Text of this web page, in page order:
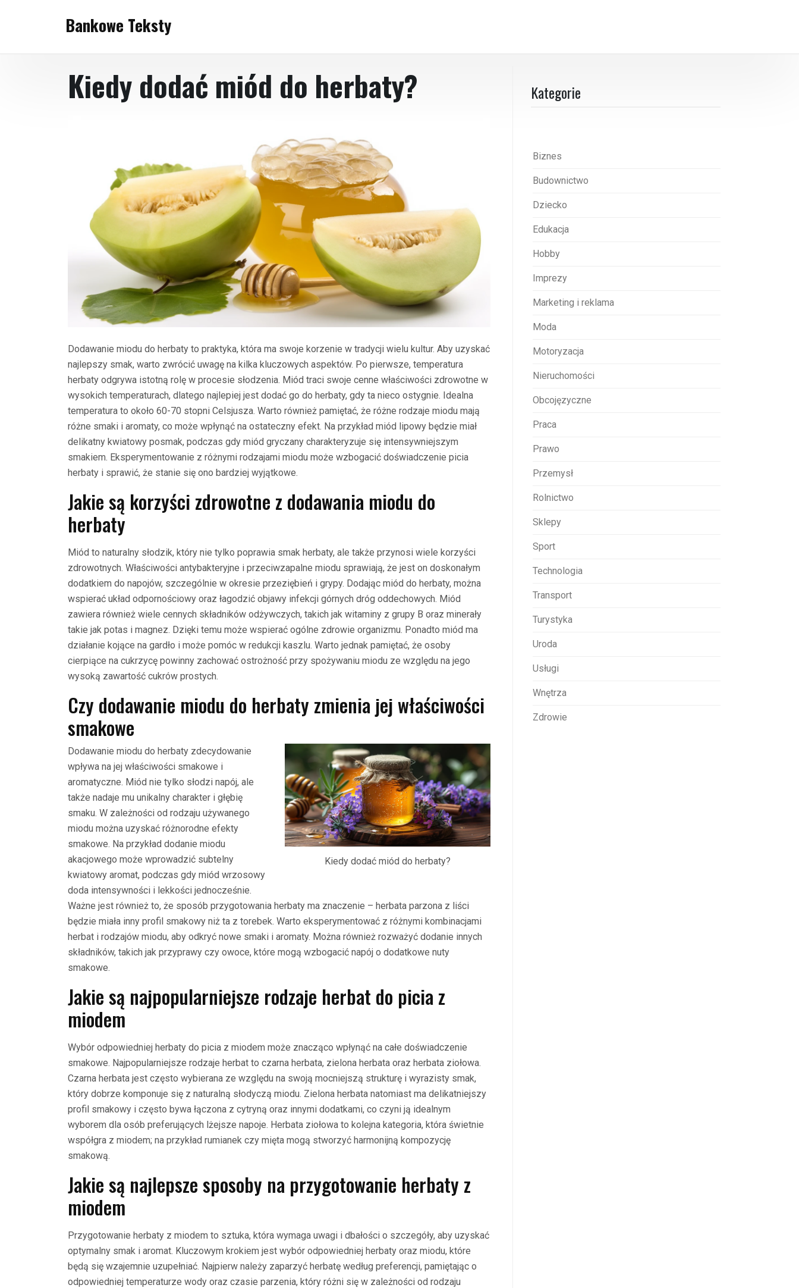
Bankowe Teksty
Kiedy dodać miód do herbaty?
Dodawanie miodu do herbaty to praktyka, która ma swoje korzenie w tradycji wielu kultur. Aby uzyskać
najlepszy smak, warto zwrócić uwagę na kilka kluczowych aspektów. Po pierwsze, temperatura
herbaty odgrywa istotną rolę w procesie słodzenia. Miód traci swoje cenne właściwości zdrowotne w
wysokich temperaturach, dlatego najlepiej jest dodać go do herbaty, gdy ta nieco ostygnie. Idealna
temperatura to około 60-70 stopni Celsjusza. Warto również pamiętać, że różne rodzaje miodu mają
różne smaki i aromaty, co może wpłynąć na ostateczny efekt. Na przykład miód lipowy będzie miał
delikatny kwiatowy posmak, podczas gdy miód gryczany charakteryzuje się intensywniejszym
smakiem. Eksperymentowanie z różnymi rodzajami miodu może wzbogacić doświadczenie picia
herbaty i sprawić, że stanie się ono bardziej wyjątkowe.
Jakie są korzyści zdrowotne z dodawania miodu do
herbaty
Miód to naturalny słodzik, który nie tylko poprawia smak herbaty, ale także przynosi wiele korzyści
zdrowotnych. Właściwości antybakteryjne i przeciwzapalne miodu sprawiają, że jest on doskonałym
dodatkiem do napojów, szczególnie w okresie przeziębień i grypy. Dodając miód do herbaty, można
wspierać układ odpornościowy oraz łagodzić objawy infekcji górnych dróg oddechowych. Miód
zawiera również wiele cennych składników odżywczych, takich jak witaminy z grupy B oraz minerały
takie jak potas i magnez. Dzięki temu może wspierać ogólne zdrowie organizmu. Ponadto miód ma
działanie kojące na gardło i może pomóc w redukcji kaszlu. Warto jednak pamiętać, że osoby
cierpiące na cukrzycę powinny zachować ostrożność przy spożywaniu miodu ze względu na jego
wysoką zawartość cukrów prostych.
Czy dodawanie miodu do herbaty zmienia jej właściwości
smakowe
Kiedy dodać miód do herbaty?
Dodawanie miodu do herbaty zdecydowanie
wpływa na jej właściwości smakowe i
aromatyczne. Miód nie tylko słodzi napój, ale
także nadaje mu unikalny charakter i głębię
smaku. W zależności od rodzaju używanego
miodu można uzyskać różnorodne efekty
smakowe. Na przykład dodanie miodu
akacjowego może wprowadzić subtelny
kwiatowy aromat, podczas gdy miód wrzosowy
doda intensywności i lekkości jednocześnie.
Ważne jest również to, że sposób przygotowania herbaty ma znaczenie – herbata parzona z liści
będzie miała inny profil smakowy niż ta z torebek. Warto eksperymentować z różnymi kombinacjami
herbat i rodzajów miodu, aby odkryć nowe smaki i aromaty. Można również rozważyć dodanie innych
składników, takich jak przyprawy czy owoce, które mogą wzbogacić napój o dodatkowe nuty
smakowe.
Jakie są najpopularniejsze rodzaje herbat do picia z
miodem
Wybór odpowiedniej herbaty do picia z miodem może znacząco wpłynąć na całe doświadczenie
smakowe. Najpopularniejsze rodzaje herbat to czarna herbata, zielona herbata oraz herbata ziołowa.
Czarna herbata jest często wybierana ze względu na swoją mocniejszą strukturę i wyrazisty smak,
który dobrze komponuje się z naturalną słodyczą miodu. Zielona herbata natomiast ma delikatniejszy
profil smakowy i często bywa łączona z cytryną oraz innymi dodatkami, co czyni ją idealnym
wyborem dla osób preferujących lżejsze napoje. Herbata ziołowa to kolejna kategoria, która świetnie
współgra z miodem; na przykład rumianek czy mięta mogą stworzyć harmonijną kompozycję
smakową.
Jakie są najlepsze sposoby na przygotowanie herbaty z
miodem
Przygotowanie herbaty z miodem to sztuka, która wymaga uwagi i dbałości o szczegóły, aby uzyskać
optymalny smak i aromat. Kluczowym krokiem jest wybór odpowiedniej herbaty oraz miodu, które
będą się wzajemnie uzupełniać. Najpierw należy zaparzyć herbatę według preferencji, pamiętając o
odpowiedniej temperaturze wody oraz czasie parzenia, który różni się w zależności od rodzaju
Kategorie
Biznes
Budownictwo
Dziecko
Edukacja
Hobby
Imprezy
Marketing i reklama
Moda
Motoryzacja
Nieruchomości
Obcojęzyczne
Praca
Prawo
Przemysł
Rolnictwo
Sklepy
Sport
Technologia
Transport
Turystyka
Uroda
Usługi
Wnętrza
Zdrowie